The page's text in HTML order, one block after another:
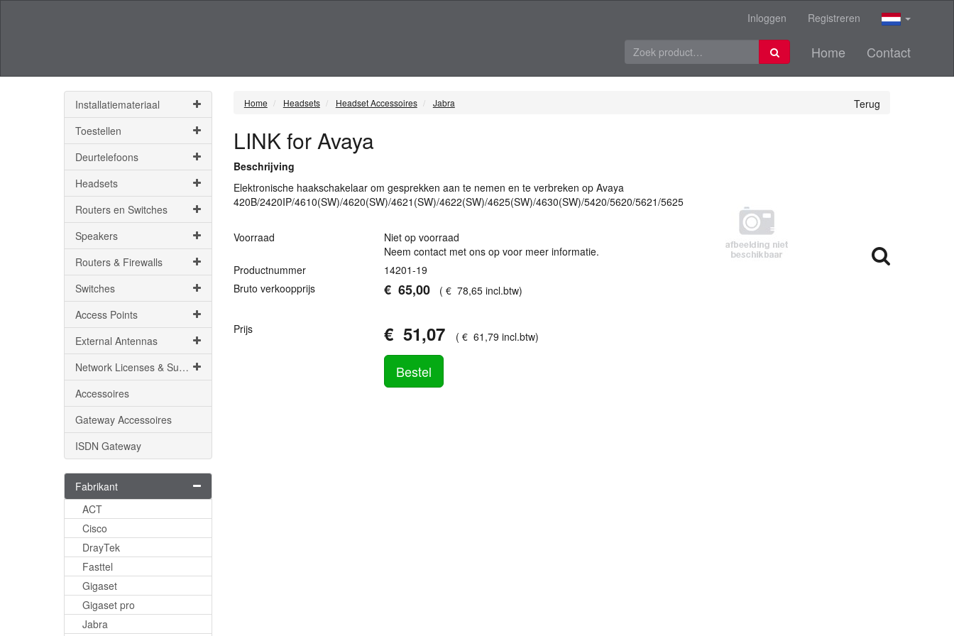
Inloggen Registreren
Home Contact
Installatiemateriaal
Toestellen
Deurtelefoons
Headsets
Routers en Switches
Speakers
Routers & Firewalls
Switches
Access Points
External Antennas
Network Licenses & Support
Accessoires
Gateway Accessoires
ISDN Gateway
Fabrikant
ACT
Cisco
DrayTek
Fasttel
Gigaset
Gigaset pro
Jabra
Terug
Home Headsets Headset Accessoires Jabra
LINK for Avaya
Beschrijving
Elektronische haakschakelaar om gesprekken aan te nemen en te verbreken op Avaya
420B/2420IP/4610(SW)/4620(SW)/4621(SW)/4622(SW)/4625(SW)/4630(SW)/5420/5620/5621/5625
Voorraad
Niet op voorraad
Neem contact met ons op voor meer informatie.
Productnummer
14201-19
Bruto verkoopprijs
€ 65,00 (€ 78,65 incl.btw)
Prijs € 51,07 (€ 61 ,79 incl.btw)
Bestel